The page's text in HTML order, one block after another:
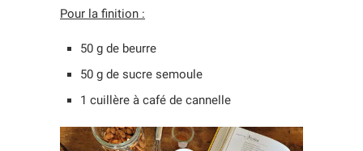
Pour la finition :
50 g de beurre
50 g de sucre semoule
1 cuillère à café de cannelle